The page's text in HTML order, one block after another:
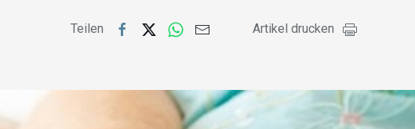
Teilen Artikel drucken